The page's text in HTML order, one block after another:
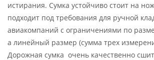
истирания. Сумка устойчиво стоит на
подходит под требования для ручной
авиакомпаний с ограничениями по
а линейный размер (сумма трех
Дорожная сумка очень качественно